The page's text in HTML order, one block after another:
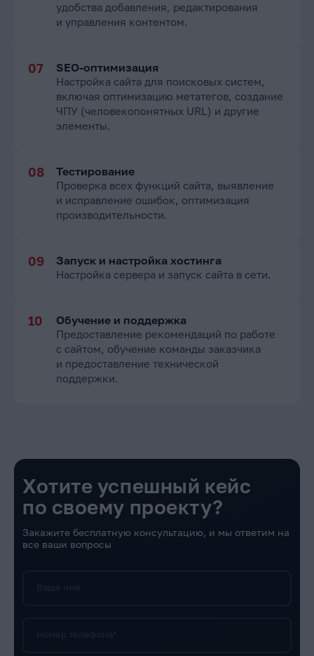
удобства добавления, редактирования
и управления контентом.
SEO-оптимизация
Настройка сайта для поисковых систем,
включая оптимизацию метатегов, создание
ЧПУ (человекопонятных URL) и другие
элементы.
Тестирование
Проверка всех функций сайта, выявление
и исправление ошибок, оптимизация
производительности.
Запуск и настройка хостинга
Настройка сервера и запуск сайта в сети.
Обучение и поддержка
Предоставление рекомендаций по работе
с сайтом, обучение команды заказчика
и предоставление технической
поддержки.
Хотите успешный кейс
по своему проекту?
Закажите бесплатную консультацию, и мы ответим на
все ваши вопросы